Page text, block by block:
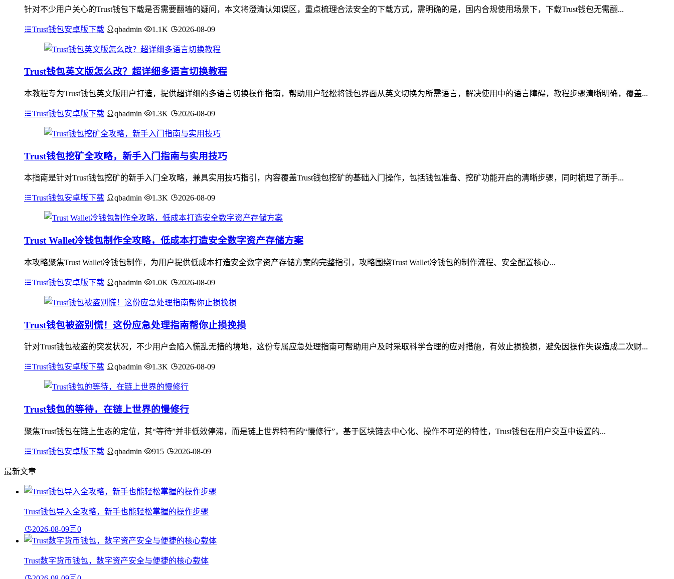
针对不少用户关心的Trust钱包下载是否需要翻墙的疑问，本文将澄清认知误区，重点梳理合法安全的下载方式，需明确的是，国内合规使用场景下，下载Trust钱包无需翻...
Trust钱包安卓版下载 qbadmin 1.1K 2026-08-09
Trust钱包英文版怎么改？超详细多语言切换教程
本教程专为Trust钱包英文版用户打造，提供超详细的多语言切换操作指南，帮助用户轻松将钱包界面从英文切换为所需语言，解决使用中的语言障碍，教程步骤清晰明确，覆盖...
Trust钱包安卓版下载 qbadmin 1.3K 2026-08-09
Trust钱包挖矿全攻略，新手入门指南与实用技巧
本指南是针对Trust钱包挖矿的新手入门全攻略，兼具实用技巧指引，内容覆盖Trust钱包挖矿的基础入门操作，包括钱包准备、挖矿功能开启的清晰步骤，同时梳理了新手...
Trust钱包安卓版下载 qbadmin 1.3K 2026-08-09
Trust Wallet冷钱包制作全攻略，低成本打造安全数字资产存储方案
本攻略聚焦Trust Wallet冷钱包制作，为用户提供低成本打造安全数字资产存储方案的完整指引，攻略围绕Trust Wallet冷钱包的制作流程、安全配置核心...
Trust钱包安卓版下载 qbadmin 1.0K 2026-08-09
Trust钱包被盗别慌！这份应急处理指南帮你止损挽损
针对Trust钱包被盗的突发状况，不少用户会陷入慌乱无措的境地，这份专属应急处理指南可帮助用户及时采取科学合理的应对措施，有效止损挽损，避免因操作失误造成二次财...
Trust钱包安卓版下载 qbadmin 1.3K 2026-08-09
Trust钱包的等待，在链上世界的慢修行
聚焦Trust钱包在链上生态的定位，其“等待”并非低效停滞，而是链上世界特有的“慢修行”，基于区块链去中心化、操作不可逆的特性，Trust钱包在用户交互中设置的...
Trust钱包安卓版下载 qbadmin 915 2026-08-09
最新文章
Trust钱包导入全攻略，新手也能轻松掌握的操作步骤
2026-08-09 0
Trust数字货币钱包，数字资产安全与便捷的核心载体